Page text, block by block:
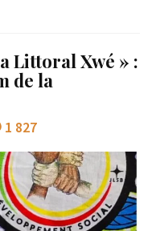
Littoral Xwé » :
de la
1 827